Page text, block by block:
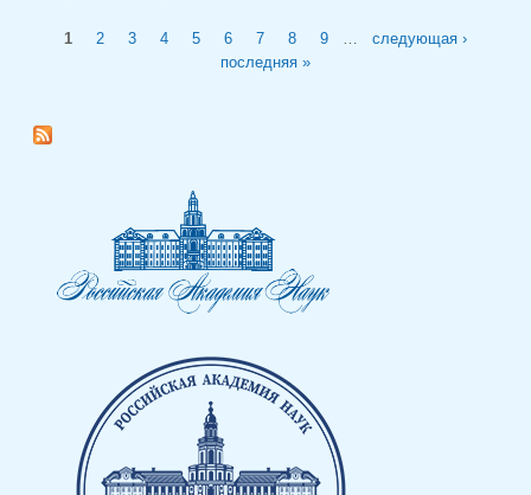
Страницы
1 2 3 4 5 6 7 8 9
следующая ›
последняя »